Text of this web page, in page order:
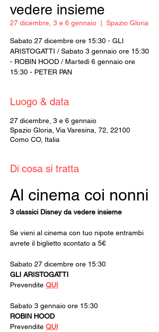
vedere insieme
27 dicembre, 3 e 6 gennaio Spazio Gloria
Sabato 27 dicembre ore 15:30 - GLI
ARISTOGATTI / Sabato 3 gennaio ore 15:30
- ROBIN HOOD / Martedì 6 gennaio ore
15:30 - PETER PAN
Luogo & data
27 dicembre, 3 e 6 gennaio
Spazio Gloria, Via Varesina, 72, 22100
Como CO, Italia
Di cosa si tratta
Al cinema coi nonni
3 classici Disney da vedere insieme
Se vieni al cinema con tuo nipote entrambi
avrete il biglietto scontato a 5€
Sabato 27 dicembre ore 15:30
GLI ARISTOGATTI
Prevendite QUI
Sabato 3 gennaio ore 15:30
ROBIN HOOD
Prevendite QUI